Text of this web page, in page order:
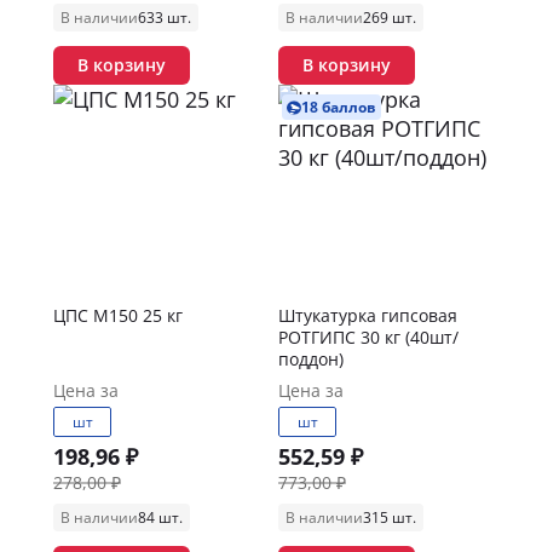
В наличии633 шт.
В корзину
В наличии269 шт.
В корзину
ЦПС М150 25 кг
Цена за
шт
198,96 ₽
278,00 ₽
В наличии84 шт.
18 баллов
Штукатурка гипсовая
РОТГИПС 30 кг (40шт/
поддон)
Цена за
шт
552,59 ₽
773,00 ₽
В наличии315 шт.